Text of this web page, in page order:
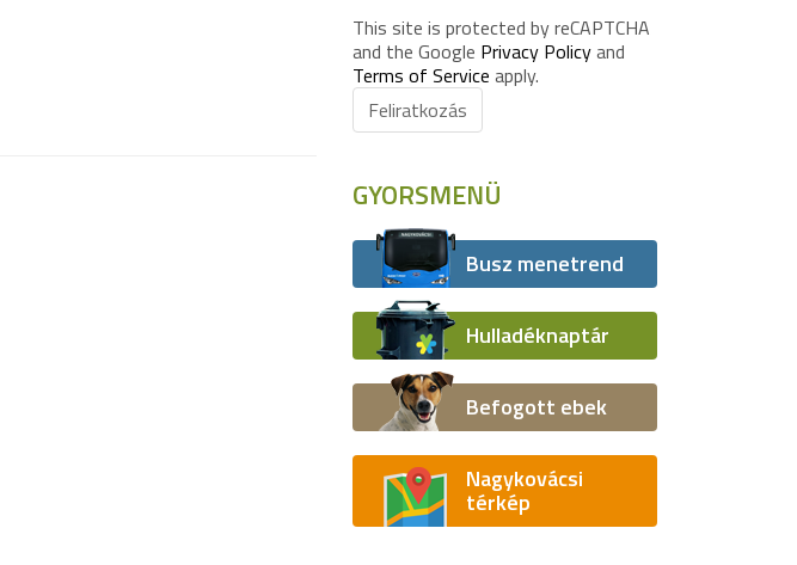
This site is protected by reCAPTCHA
and the Google Privacy Policyand
Terms of Service apply.
Feliratkozás
GYORSMENÜ
Busz menetrend
Hulladéknaptár
Befogott ebek
Nagykovácsi
térkép